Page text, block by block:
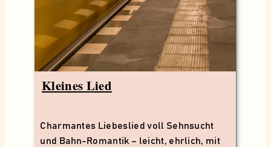
Kleines Lied
Charmantes Liebeslied voll Sehnsucht
und Bahn-Romantik – leicht, ehrlich, mit